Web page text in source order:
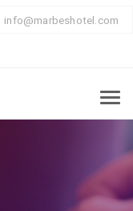
info@marbeshotel.com